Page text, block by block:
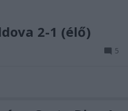
2-1 (élő)
5